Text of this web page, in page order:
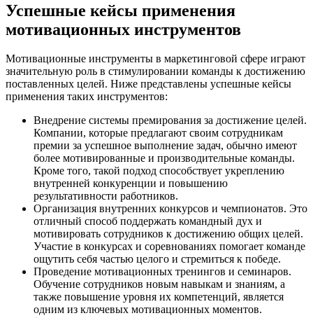
Успешные кейсы применения
мотивационных инструментов
Мотивационные инструменты в маркетинговой сфере играют
значительную роль в стимулировании команды к достижению
поставленных целей. Ниже представлены успешные кейсы
применения таких инструментов:
Внедрение системы премирования за достижение целей.
Компании, которые предлагают своим сотрудникам
премии за успешное выполнение задач, обычно имеют
более мотивированные и производительные команды.
Кроме того, такой подход способствует укреплению
внутренней конкуренции и повышению
результативности работников.
Организация внутренних конкурсов и чемпионатов. Это
отличный способ поддержать командный дух и
мотивировать сотрудников к достижению общих целей.
Участие в конкурсах и соревнованиях помогает команде
ощутить себя частью целого и стремиться к победе.
Проведение мотивационных тренингов и семинаров.
Обучение сотрудников новым навыкам и знаниям, а
также повышение уровня их компетенций, является
одним из ключевых мотивационных моментов.